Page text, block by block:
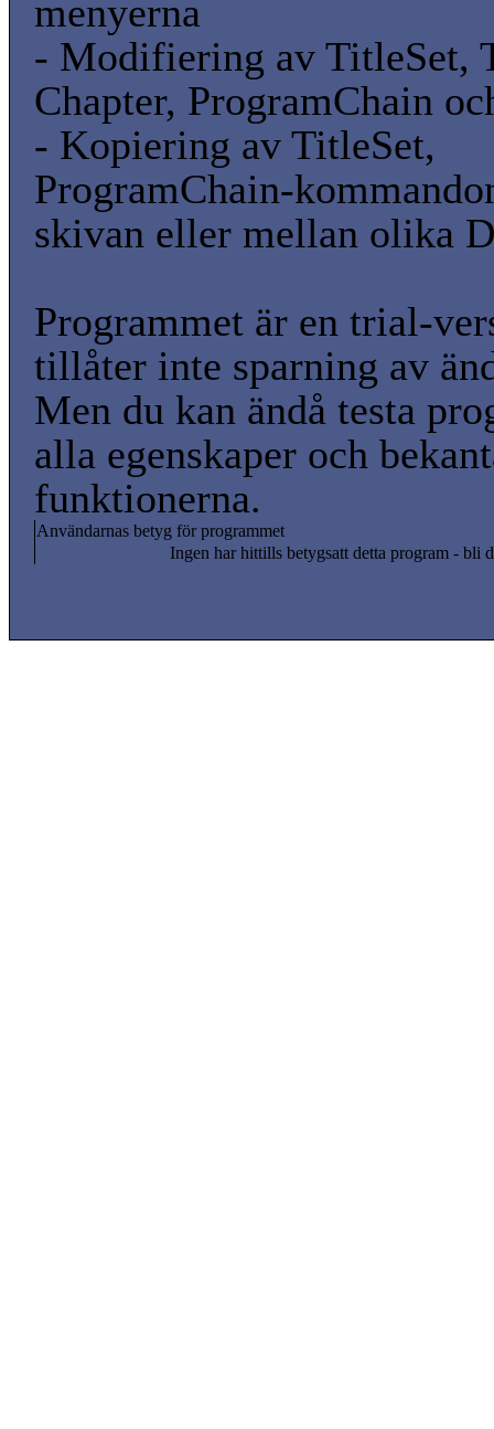
menyerna
- Modifiering av TitleSet,
Chapter, ProgramChain
- Kopiering av TitleSet,
ProgramChain-
skivan eller mellan olika
Programmet är en trial-
tillåter inte sparning av
Men du kan ändå testa
alla egenskaper och
funktionerna.
Användarnas betyg för programmet
Ingen har hittills betygsatt detta program - bli